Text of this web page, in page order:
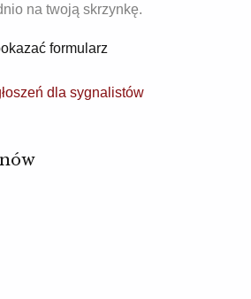
na twoją skrzynkę.
formularz
dla sygnalistów